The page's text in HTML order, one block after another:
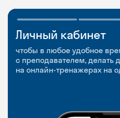
Личный кабинет
чтобы в любое удобное
с преподавателем, делать
на онлайн-тренажерах на
Мобильное
приложение
чтобы заниматься и
и когда удобно
Разговорные клубы
и Talks
Групповые занятия для
и индивидуальные встречи